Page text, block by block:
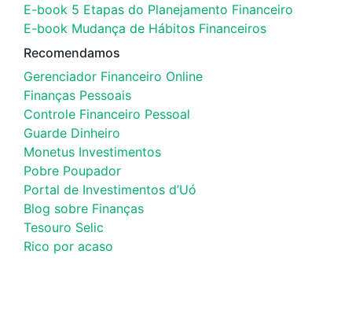
E-book 5 Etapas do Planejamento Financeiro
E-book Mudança de Hábitos Financeiros
Recomendamos
Gerenciador Financeiro Online
Finanças Pessoais
Controle Financeiro Pessoal
Guarde Dinheiro
Monetus Investimentos
Pobre Poupador
Portal de Investimentos d’Uó
Blog sobre Finanças
Tesouro Selic
Rico por acaso